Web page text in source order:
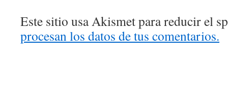
Este sitio usa Akismet para reducir el
procesan los datos de tus comentarios.